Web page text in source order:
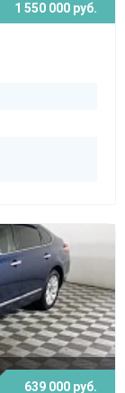
1 550 000 руб.
639 000 руб.